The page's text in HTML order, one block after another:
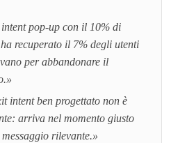
pop-up con il 10% di
recuperato il 7% degli utenti
per abbandonare il
intent ben progettato non è
arriva nel momento giusto
rilevante.»